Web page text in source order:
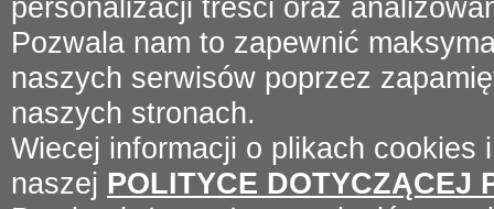
personalizacji treści oraz
Pozwala nam to zapewnić
naszych serwisów poprzez
naszych stronach.
Wiecej informacji o plikach
naszej POLITYCE DOTYCZĄCEJ